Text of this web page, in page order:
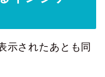
示されたあとも同